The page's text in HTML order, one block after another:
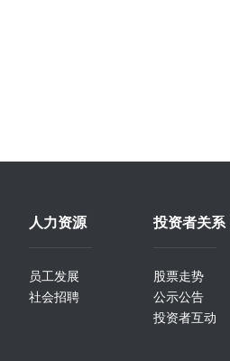
人力资源
员工发展
社会招聘
投资者关系
股票走势
公示公告
投资者互动